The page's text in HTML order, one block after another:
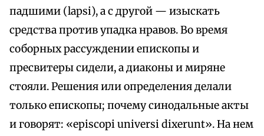
падшими (lapsi), а с другой — изыскать
средства против упадка нравов. Во время
соборных рассуждении епископы и
пресвитеры сидели, а диаконы и миряне
стояли. Решения или определения делали
только епископы; почему синодальные акты
и говорят: «episcopi universi dixerunt». На нем